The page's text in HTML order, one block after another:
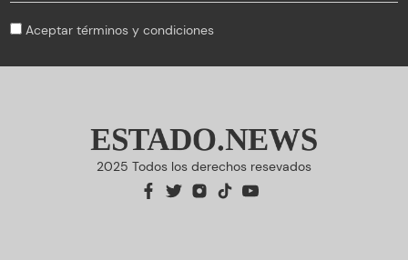
Aceptartérminos y condiciones
ESTADO.NEWS
2025 Todos los derechos resevados